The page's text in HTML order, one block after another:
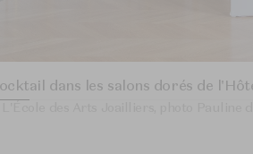
dans les salons dorés de